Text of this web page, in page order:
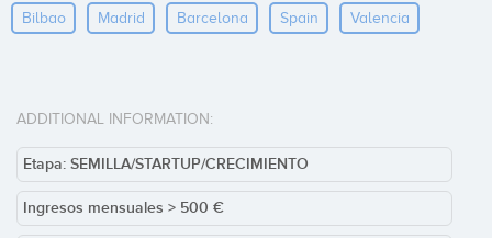
Bilbao Madrid Barcelona Spain Valencia
ADDITIONAL INFORMATION:
Etapa: SEMILLA/STARTUP/CRECIMIENTO
Ingresos mensuales > 500 €